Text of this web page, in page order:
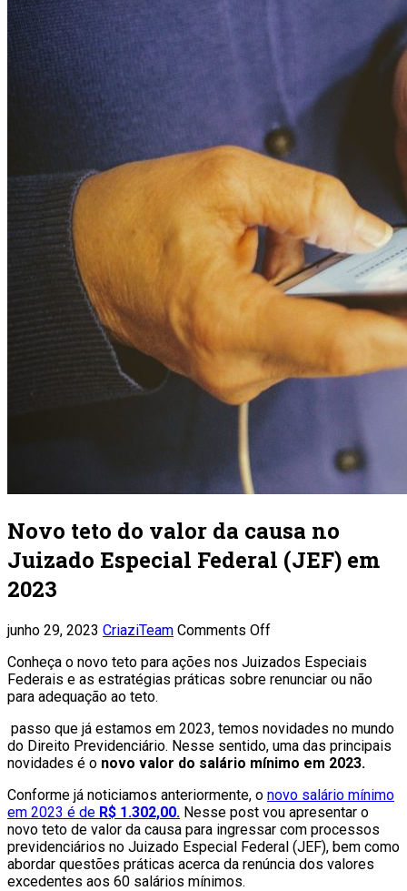
Novo teto do valor da causa no
Juizado Especial Federal (JEF) em
2023
junho 29, 2023 CriaziTeam Comments Off
Conheça o novo teto para ações nos Juizados Especiais
Federais e as estratégias práticas sobre renunciar ou não
para adequação ao teto.
passo que já estamos em 2023, temos novidades no mundo
do Direito Previdenciário. Nesse sentido, uma das principais
novidades é o novo valor do salário mínimo em 2023.
Conforme já noticiamos anteriormente, o novo salário mínimo
em 2023 é de R$ 1.302,00. Nesse post vou apresentar o
novo teto de valor da causa para ingressar com processos
previdenciários no Juizado Especial Federal (JEF), bem como
abordar questões práticas acerca da renúncia dos valores
excedentes aos 60 salários mínimos.